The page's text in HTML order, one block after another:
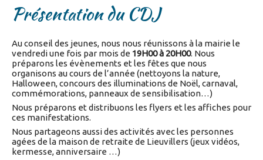
Présentation du CDJ
Au conseil des jeunes, nous nous réunissons à la mairie le
vendredi une fois par mois de 19H00 à 20H00. Nous
préparons les évènements et les fêtes que nous
organisons au cours de l’année (nettoyons la nature,
Halloween, concours des illuminations de Noël, carnaval,
commémorations, panneaux de sensibilisation…)
Nous préparons et distribuons les flyers et les affiches pour
ces manifestations.
Nous partageons aussi des activités avec les personnes
agées de la maison de retraite de Lieuvillers (jeux vidéos,
kermesse, anniversaire …)